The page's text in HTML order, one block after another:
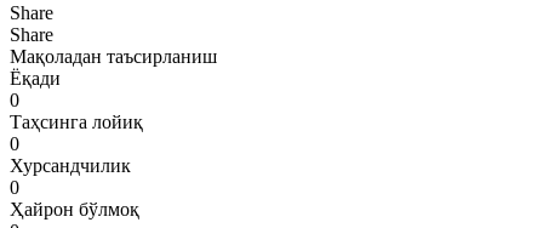
Share
Share
Мақоладан таъсирланиш
Ёқади
0
Таҳсинга лойиқ
0
Хурсандчилик
0
Ҳайрон бўлмоқ